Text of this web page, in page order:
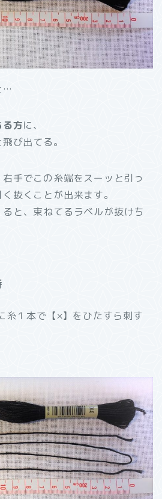
…
方に、
び出てる。
手でこの糸端をスーッと引っ
抜くことが出来ます。
ると、束ねてるラベルが抜けち
１本で【×】をひたすら刺す